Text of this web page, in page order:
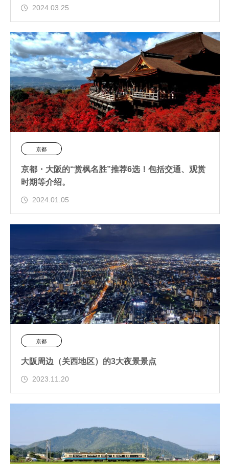
2024.03.25
京都
京都・大阪的“赏枫名胜”推荐6选！包括交通、观赏
时期等介绍。
2024.01.05
京都
大阪周边（关西地区）的3大夜景景点
2023.11.20